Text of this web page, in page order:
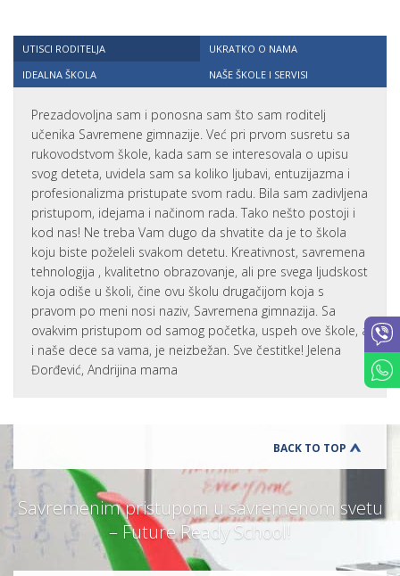
UTISCI RODITELJA
UKRATKO O NAMA
IDEALNA ŠKOLA
NAŠE ŠKOLE I SERVISI
Prezadovoljna sam i ponosna sam što sam roditelj
učenika Savremene gimnazije. Već pri prvom susretu sa
rukovodstvom škole, kada sam se interesovala o upisu
svog deteta, uvidela sam sa koliko ljubavi, entuzijazma i
profesionalizma pristupate svom radu. Bila sam zadivljena
pristupom, idejama i načinom rada. Tako nešto postoji i
kod nas! Ne treba Vam dugo da shvatite da je to škola
koju biste poželeli svakom detetu. Kreativnost, savremena
tehnologija , kvalitetno obrazovanje, ali pre svega ljudskost
koja odiše u školi, čine ovu školu drugačijom koja s
pravom po meni nosi naziv, Savremena gimnazija. Sa
ovakvim pristupom od samog početka, uspeh ove škole, a
i naše dece sa vama, je neizbežan. Sve čestitke! Jelena
Đorđević, Andrijina mama
BACK TO TOP
Savremenim pristupom u savremenom svetu
– Future Ready School!